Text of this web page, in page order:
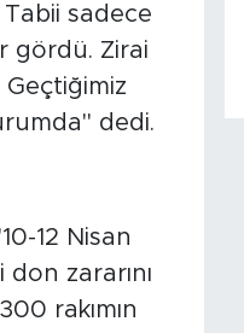
sadece
gördü. Zirai
Geçtiğimiz
dedi.
12 Nisan
zararını
rakımın